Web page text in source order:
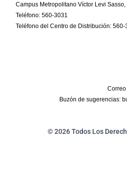
Campus Metropolitano Víctor Levi
Teléfono: 560-3031
Teléfono del Centro de Distribución: 560-
Buzón de sugerencias:
© 2026 Todos Los